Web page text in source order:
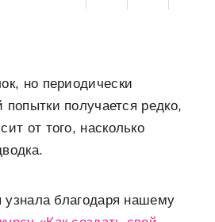
но периодически
получается редко,
от того, насколько
благодаря нашему